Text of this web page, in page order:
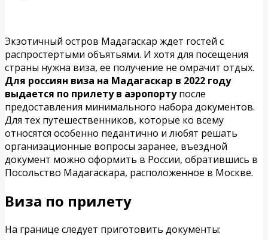
Экзотичный остров Мадагаскар ждет гостей с
распростертыми объятьями. И хотя для посещения
страны нужна виза, ее получение не омрачит отдых.
Для россиян виза на Мадагаскар в 2022 году
выдается по прилету в аэропортупосле
предоставления минимального набора документов.
Для тех путешественников, которые ко всему
относятся особенно педантично и любят решать
организационные вопросы заранее, въездной
документ можно оформить в России, обратившись в
Посольство Мадагаскара, расположенное в Москве.
Виза по прилету
На границе следует приготовить документы: